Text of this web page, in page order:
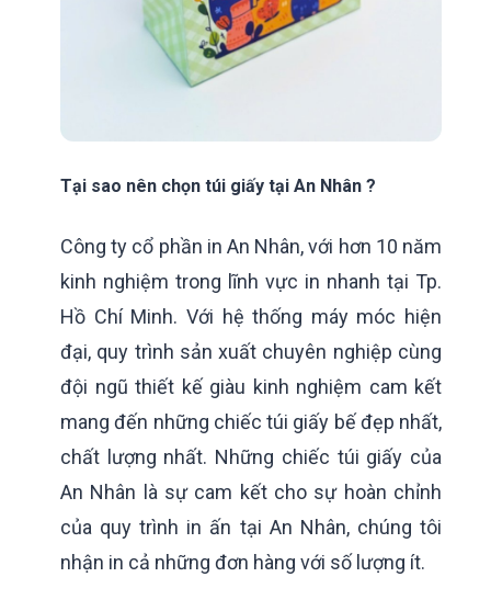
Tại sao nên chọn túi giấy tại An Nhân ?
Công ty cổ phần in An Nhân, với hơn 10 năm
kinh nghiệm trong lĩnh vực in nhanh tại Tp.
Hồ Chí Minh. Với hệ thống máy móc hiện
đại, quy trình sản xuất chuyên nghiệp cùng
đội ngũ thiết kế giàu kinh nghiệm cam kết
mang đến những chiếc túi giấy bế đẹp nhất,
chất lượng nhất. Những chiếc túi giấy của
An Nhân là sự cam kết cho sự hoàn chỉnh
của quy trình in ấn tại An Nhân, chúng tôi
nhận in cả những đơn hàng với số lượng ít.